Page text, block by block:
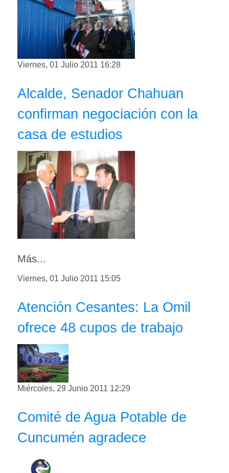
Viernes, 01 Julio 2011 16:28
Alcalde, Senador Chahuan
confirman negociación con la
casa de estudios
Más...
Viernes, 01 Julio 2011 15:05
Atención Cesantes: La Omil
ofrece 48 cupos de trabajo
Miércoles, 29 Junio 2011 12:29
Comité de Agua Potable de
Cuncumén agradece